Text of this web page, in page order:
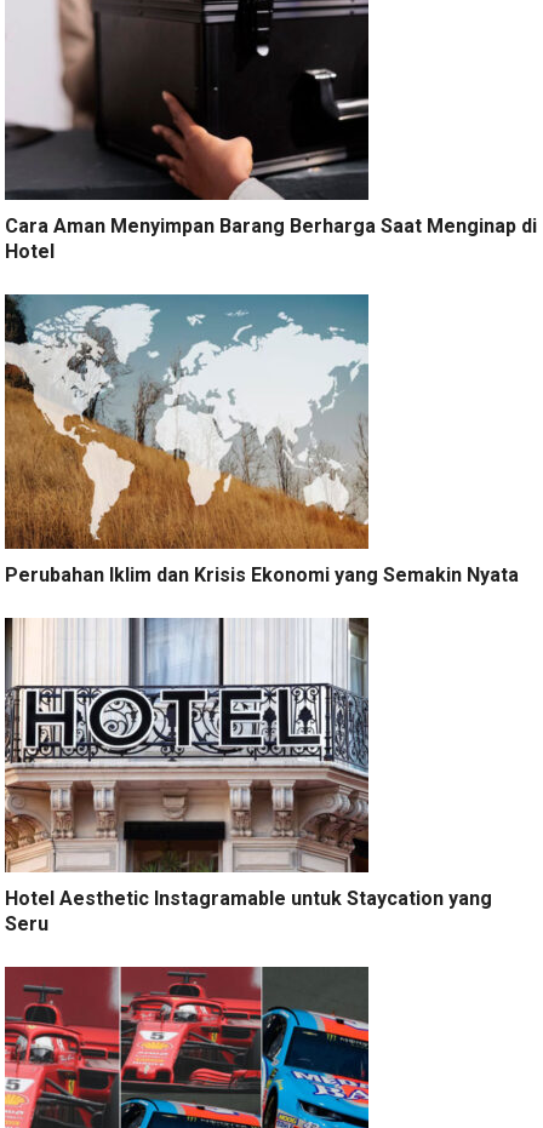
Cara Aman Menyimpan Barang Berharga Saat Menginap di
Hotel
Perubahan Iklim dan Krisis Ekonomi yang Semakin Nyata
Hotel Aesthetic Instagramable untuk Staycation yang
Seru